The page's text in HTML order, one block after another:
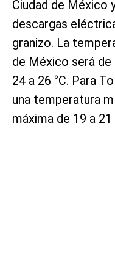
Ciudad de México
descargas
granizo. La
de México será de
24 a 26 °C. Para
una temperatura
máxima de 19 a 21